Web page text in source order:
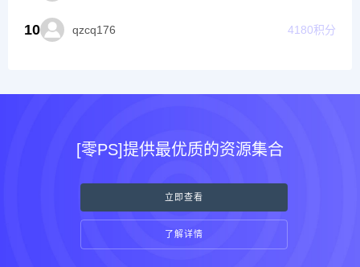
10 qzcq176 4180积分
[零PS]提供最优质的资源集合
立即查看
了解详情